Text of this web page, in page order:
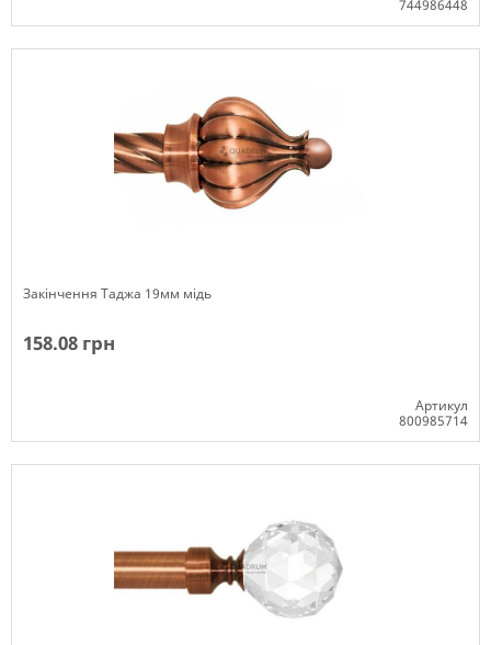
744986448
Закінчення Таджа 19мм мідь
158.08 грн
Артикул
800985714